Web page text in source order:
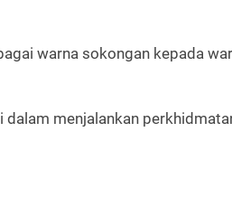
warna sokongan kepada
menjalankan